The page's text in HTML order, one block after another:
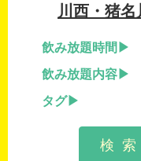
川西・猪名
飲み放題時間
飲み放題内容
タグ
検 索